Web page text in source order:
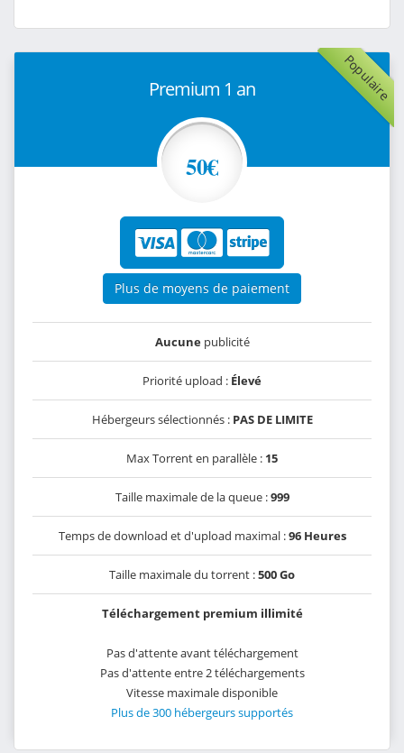
Populaire
Premium 1 an
50€
Plus de moyens de paiement
Aucunepublicité
Priorité upload : Élevé
Hébergeurs sélectionnés : PAS DE LIMITE
Max Torrent en parallèle : 15
Taille maximale de la queue :999
Temps de download et d'upload maximal :96 Heures
Taille maximale du torrent :500 Go
Téléchargement premium illimité
Pas d'attente avant téléchargement
Pas d'attente entre 2 téléchargements
Vitesse maximale disponible
Plus de 300 hébergeurs supportés